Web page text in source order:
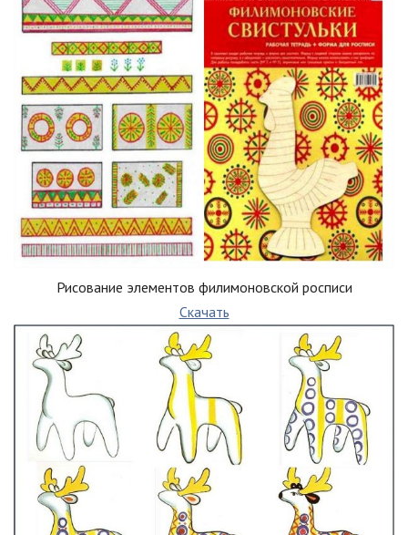
Рисование элементов филимоновской росписи
Скачать